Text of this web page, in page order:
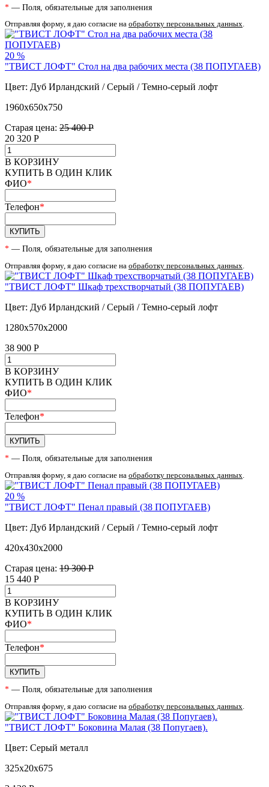
* — Поля, обязательные для заполнения
Отправляя форму, я даю согласие на обработку персональных данных.
20 %
"ТВИСТ ЛОФТ" Стол на два рабочих места (38 ПОПУГАЕВ)
Цвет: Дуб Ирландский / Серый / Темно-серый лофт
1960х650х750
Старая цена: 25 400 Р
20 320 Р
В КОРЗИНУ
КУПИТЬ В ОДИН КЛИК
ФИО*
Телефон*
КУПИТЬ
* — Поля, обязательные для заполнения
Отправляя форму, я даю согласие на обработку персональных данных.
"ТВИСТ ЛОФТ" Шкаф трехстворчатый (38 ПОПУГАЕВ)
Цвет: Дуб Ирландский / Серый / Темно-серый лофт
1280х570х2000
38 900 Р
В КОРЗИНУ
КУПИТЬ В ОДИН КЛИК
ФИО*
Телефон*
КУПИТЬ
* — Поля, обязательные для заполнения
Отправляя форму, я даю согласие на обработку персональных данных.
20 %
"ТВИСТ ЛОФТ" Пенал правый (38 ПОПУГАЕВ)
Цвет: Дуб Ирландский / Серый / Темно-серый лофт
420х430х2000
Старая цена: 19 300 Р
15 440 Р
В КОРЗИНУ
КУПИТЬ В ОДИН КЛИК
ФИО*
Телефон*
КУПИТЬ
* — Поля, обязательные для заполнения
Отправляя форму, я даю согласие на обработку персональных данных
"ТВИСТ ЛОФТ" Боковина Малая (38 Попугаев).
Цвет: Серый металл
325х20х675